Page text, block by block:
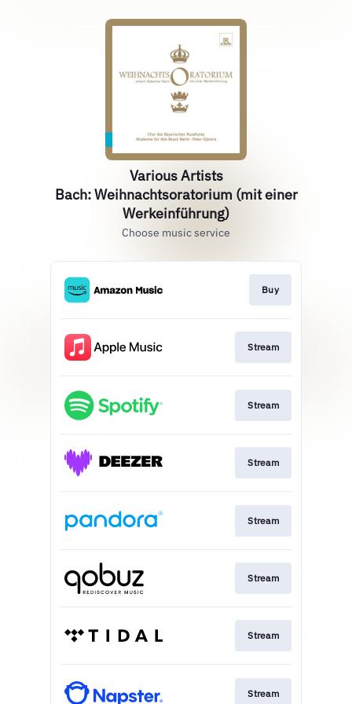
Various Artists
Bach: Weihnachtsoratorium (mit einer
Werkeinführung)
Choose music service
Buy
Stream
Stream
Stream
Stream
Stream
Stream
Stream